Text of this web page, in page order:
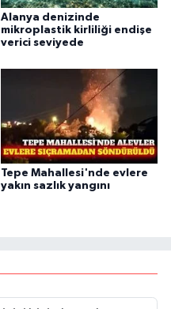
Alanya denizinde
mikroplastik kirliliği endişe
verici seviyede
Tepe Mahallesi'nde evlere
yakın sazlık yangını